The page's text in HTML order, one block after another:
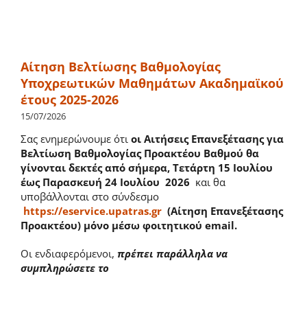
Mητρώο Αξιολογητών
Αίτηση Bελτίωσης Βαθμολογίας
Υποχρεωτικών Mαθημάτων Aκαδημαϊκού
έτους 2025-2026
15/07/2026
Σας ενημερώνουμε ότιοι Αιτήσεις Επανεξέτασης για
Βελτίωση Βαθμολογίας Προακτέου Βαθμού θα
γίνονται δεκτές από σήμερα, Τετάρτη 15 Ιουλίου
έως Παρασκευή 24 Ιουλίου 2026 και θα
υποβάλλονται στο σύνδεσμο
https://eservice.upatras.gr(Αίτηση Επανεξέτασης
Προακτέου) μόνο μέσω φοιτητικού email.
Οι ενδιαφερόμενοι, πρέπει παράλληλα να
συμπληρώσετε το